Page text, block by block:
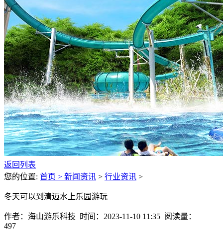
返回列表
您的位置: 首页 > 新闻资讯 > 行业资讯 >
冬天可以到清迈水上乐园游玩
作者：海山游乐科技 时间：2023-11-10 11:35 阅读量：
497